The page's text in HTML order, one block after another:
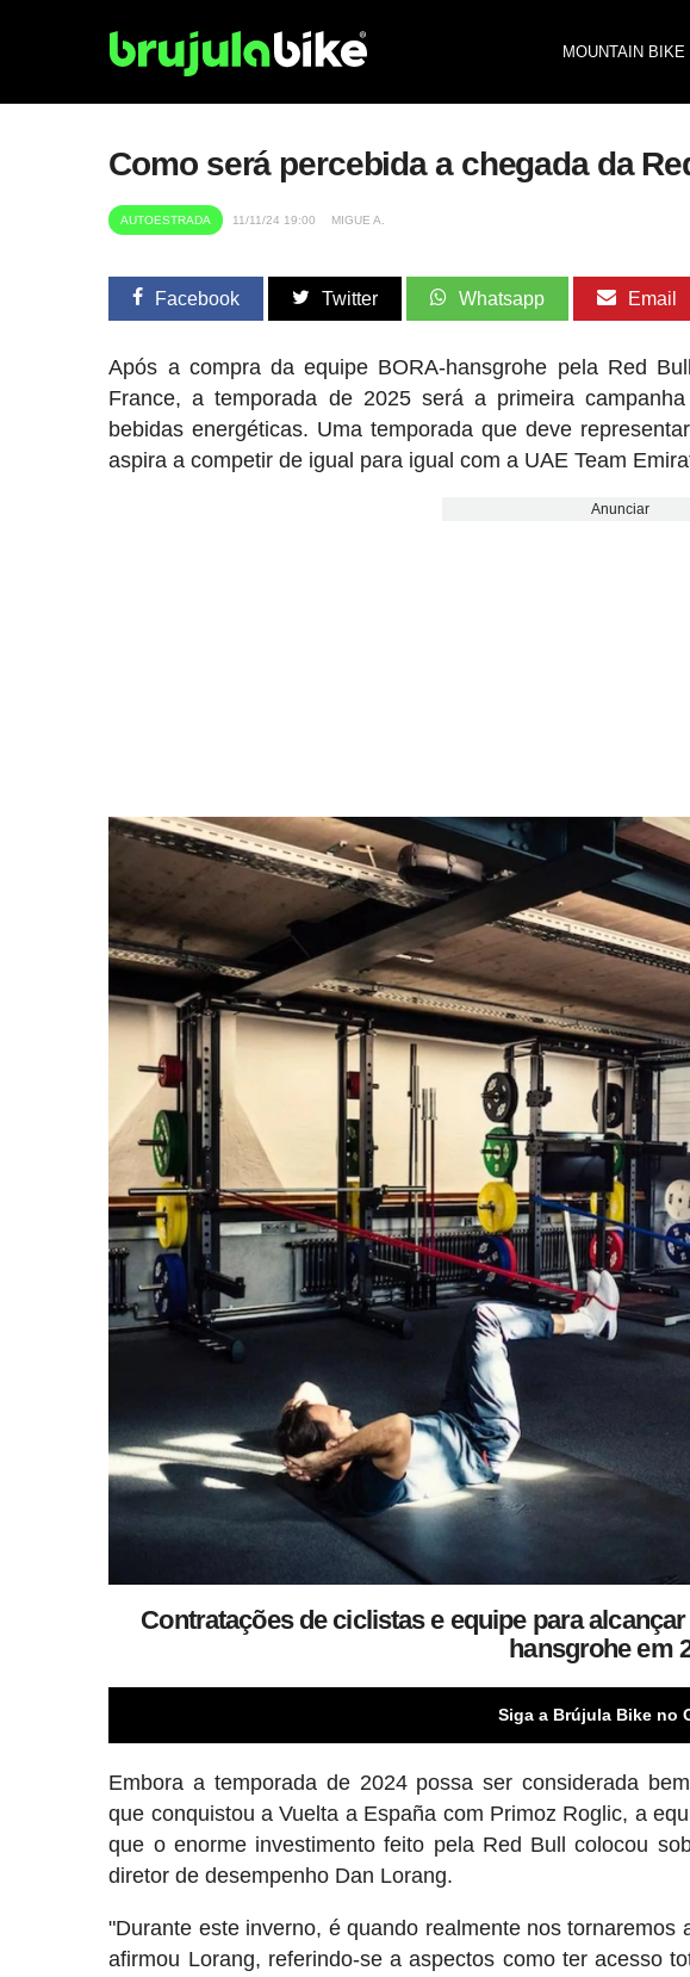
MOUNTAIN BIKE
Como será percebida a chegada da
AUTOESTRADA 11/11/24 19:00 MIGUE A.
Facebook Twitter Whatsapp Email
Após a compra da equipe BORA-hansgrohe pela Red
France, a temporada de 2025 será a primeira
bebidas energéticas. Uma temporada que deve
aspira a competir de igual para igual com a UAE Team
Anunciar
Contratações de ciclistas e equipe para
hansgrohe em
Siga a Brújula Bike no
Embora a temporada de 2024 possa ser considerada
que conquistou a Vuelta a España com Primoz Roglic, a
que o enorme investimento feito pela Red Bull colocou
diretor de desempenho Dan Lorang.
"Durante este inverno, é quando realmente nos
afirmou Lorang, referindo-se a aspectos como ter acesso